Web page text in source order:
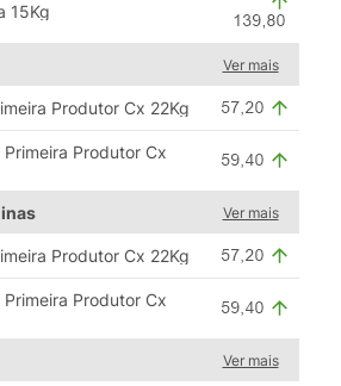
15Kg
Ver mais
Produtor Cx 22Kg
Produtor Cx
Ver mais
Produtor Cx 22Kg
Produtor Cx
Ver mais